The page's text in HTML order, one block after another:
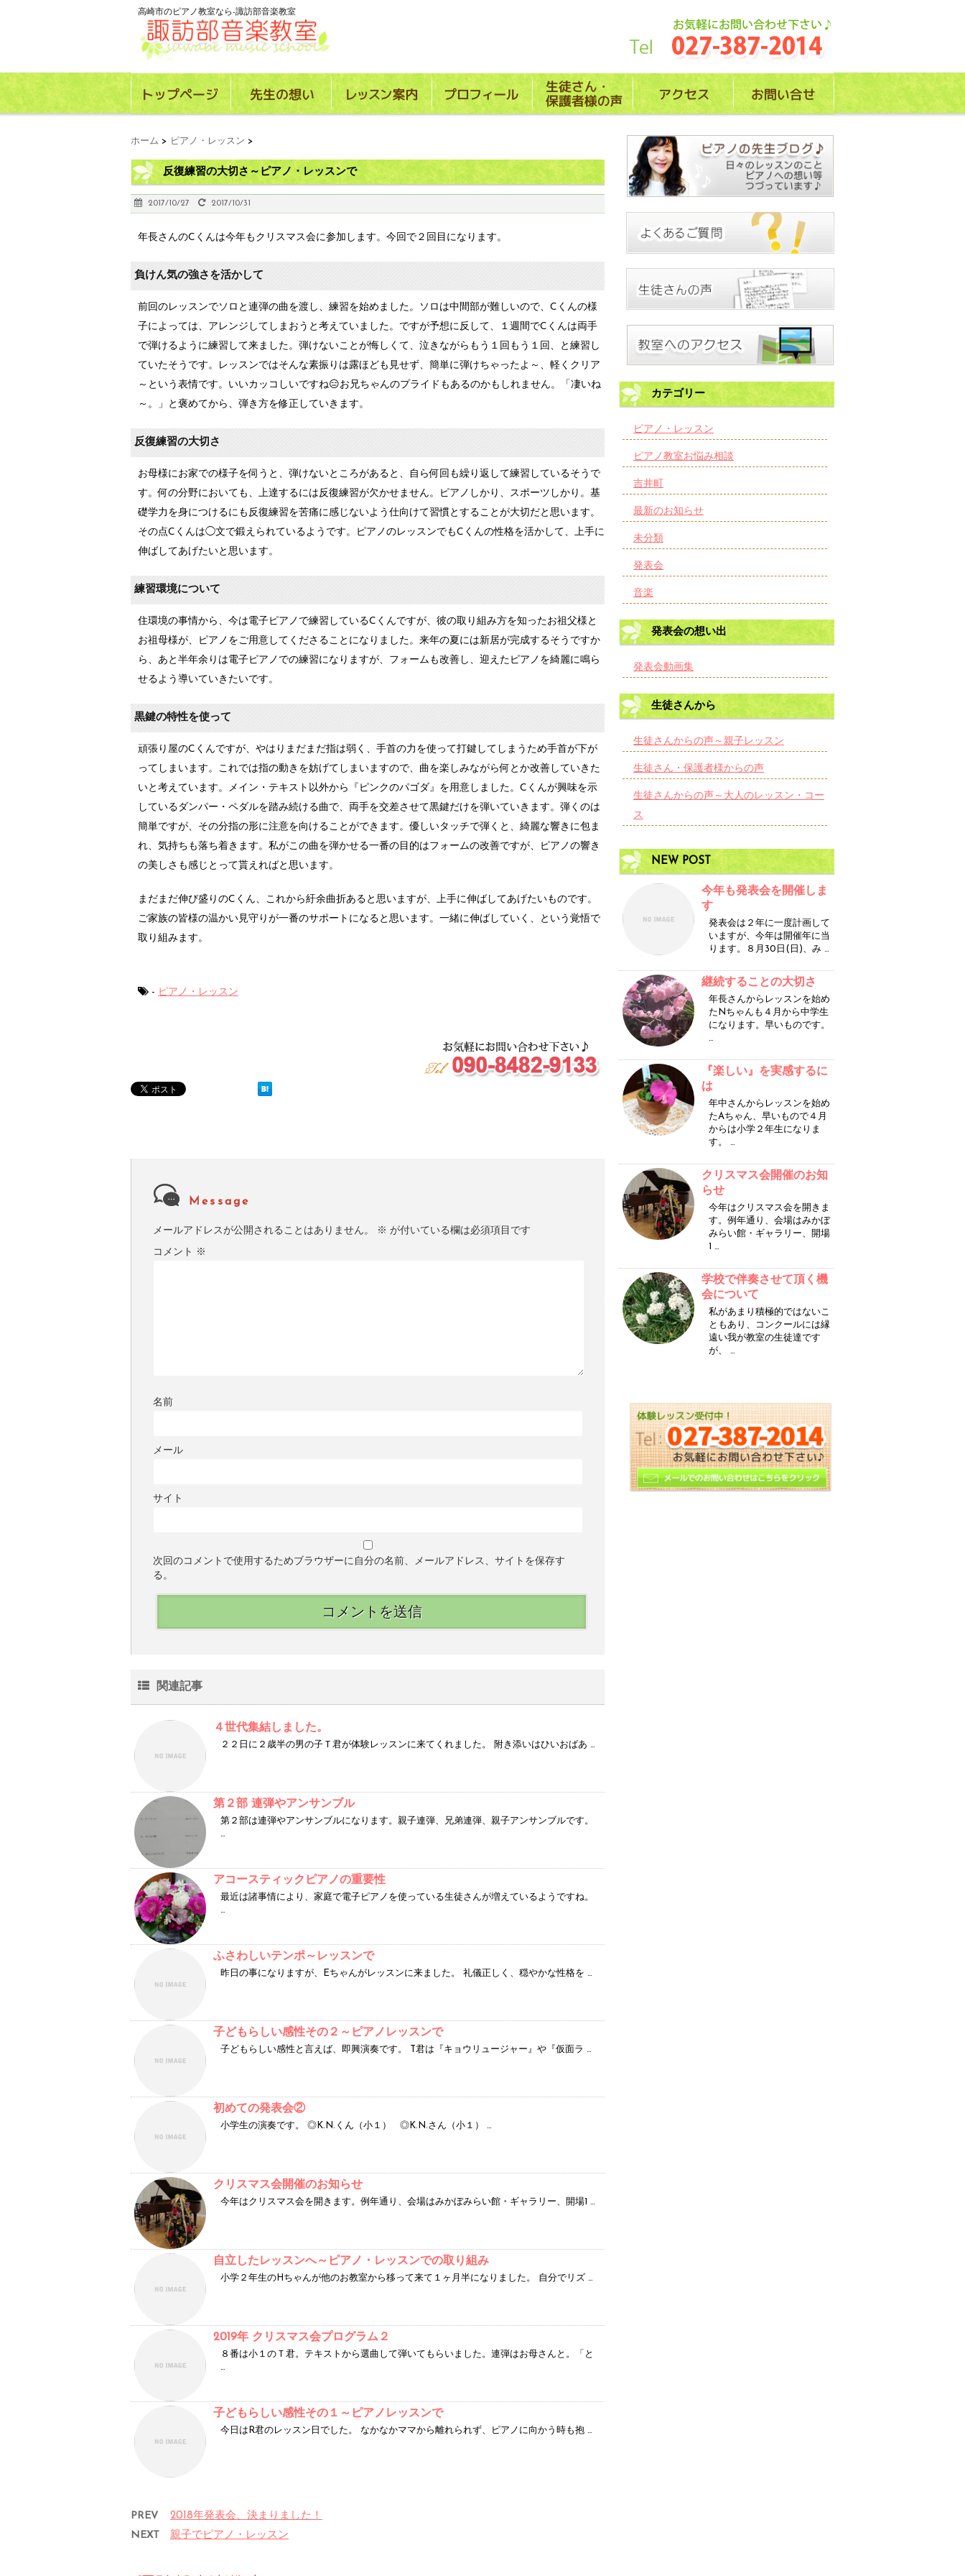
高崎市のピアノ教室なら-諏訪部音楽教室
ホーム > ピアノ・レッスン >
反復練習の大切さ～ピアノ・レッスンで
2017/10/27 2017/10/31
年長さんのCくんは今年もクリスマス会に参加します。今回で２回目になります。
負けん気の強さを活かして
前回のレッスンでソロと連弾の曲を渡し、練習を始めました。ソロは中間部が難しいので、Cくんの様
子によっては、アレンジしてしまおうと考えていました。ですが予想に反して、１週間でCくんは両手
で弾けるように練習して来ました。弾けないことが悔しくて、泣きながらもう１回もう１回、と練習し
ていたそうです。レッスンではそんな素振りは露ほども見せず、簡単に弾けちゃったよ～、軽くクリア
～という表情です。いいカッコしいですね😑お兄ちゃんのプライドもあるのかもしれません。「凄いね
～。」と褒めてから、弾き方を修正していきます。
反復練習の大切さ
お母様にお家での様子を伺うと、弾けないところがあると、自ら何回も繰り返して練習しているそうで
す。何の分野においても、上達するには反復練習が欠かせません。ピアノしかり、スポーツしかり。基
礎学力を身につけるにも反復練習を苦痛に感じないよう仕向けて習慣とすることが大切だと思います。
その点Cくんは◯文で鍛えられているようです。ピアノのレッスンでもCくんの性格を活かして、上手に
伸ばしてあげたいと思います。
練習環境について
住環境の事情から、今は電子ピアノで練習しているCくんですが、彼の取り組み方を知ったお祖父様と
お祖母様が、ピアノをご用意してくださることになりました。来年の夏には新居が完成するそうですか
ら、あと半年余りは電子ピアノでの練習になりますが、フォームも改善し、迎えたピアノを綺麗に鳴ら
せるよう導いていきたいです。
黒鍵の特性を使って
頑張り屋のCくんですが、やはりまだまだ指は弱く、手首の力を使って打鍵してしまうため手首が下が
ってしまいます。これでは指の動きを妨げてしまいますので、曲を楽しみながら何とか改善していきた
いと考えています。メイン・テキスト以外から『ピンクのパゴダ』を用意しました。Cくんが興味を示
しているダンパー・ペダルを踏み続ける曲で、両手を交差させて黒鍵だけを弾いていきます。弾くのは
簡単ですが、その分指の形に注意を向けることができます。優しいタッチで弾くと、綺麗な響きに包ま
れ、気持ちも落ち着きます。私がこの曲を弾かせる一番の目的はフォームの改善ですが、ピアノの響き
の美しさも感じとって貰えればと思います。
まだまだ伸び盛りのCくん、これから紆余曲折あると思いますが、上手に伸ばしてあげたいものです。
ご家族の皆様の温かい見守りが一番のサポートになると思います。一緒に伸ばしていく、という覚悟で
取り組みます。
- ピアノ・レッスン
Message
メールアドレスが公開されることはありません。 ※ が付いている欄は必須項目です
コメント ※
名前
メール
サイト
次回のコメントで使用するためブラウザーに自分の名前、メールアドレス、サイトを保存す
る。
関連記事
４世代集結しました。
２２日に２歳半の男の子Ｔ君が体験レッスンに来てくれました。 附き添いはひいおばあ …
第２部 連弾やアンサンブル
第２部は連弾やアンサンブルになります。親子連弾、兄弟連弾、親子アンサンブルです。
…
アコースティックピアノの重要性
最近は諸事情により、家庭で電子ピアノを使っている生徒さんが増えているようですね。
…
ふさわしいテンポ～レッスンで
昨日の事になりますが、Eちゃんがレッスンに来ました。 礼儀正しく、穏やかな性格を …
子どもらしい感性その２～ピアノレッスンで
子どもらしい感性と言えば、即興演奏です。 T君は『キョウリュージャー』や『仮面ラ …
初めての発表会②
小学生の演奏です。 ◎K.N.くん（小１） ◎K.N.さん（小１） …
クリスマス会開催のお知らせ
今年はクリスマス会を開きます。例年通り、会場はみかぼみらい館・ギャラリー、開場1 …
自立したレッスンへ～ピアノ・レッスンでの取り組み
小学２年生のHちゃんが他のお教室から移って来て１ヶ月半になりました。 自分でリズ …
2019年 クリスマス会プログラム２
８番は小１のＴ君。テキストから選曲して弾いてもらいました。連弾はお母さんと。「と
…
子どもらしい感性その１～ピアノレッスンで
今日はR君のレッスン日でした。 なかなかママから離れられず、ピアノに向かう時も抱 …
PREV
2018年発表会、決まりました！
NEXT
親子でピアノ・レッスン
カテゴリー
ピアノ・レッスン
ピアノ教室お悩み相談
吉井町
最新のお知らせ
未分類
発表会
音楽
発表会の想い出
発表会動画集
生徒さんから
生徒さんからの声～親子レッスン
生徒さん・保護者様からの声
生徒さんからの声～大人のレッスン・コー
ス
NEW POST
今年も発表会を開催しま
す
発表会は２年に一度計画して
いますが、今年は開催年に当
ります。８月30日(日)、み …
継続することの大切さ
年長さんからレッスンを始め
たNちゃんも４月から中学生
になります。早いものです。
…
『楽しい』を実感するに
は
年中さんからレッスンを始め
たAちゃん、早いもので４月
からは小学２年生になりま
す。 …
クリスマス会開催のお知
らせ
今年はクリスマス会を開きま
す。例年通り、会場はみかぼ
みらい館・ギャラリー、開場
1 …
学校で伴奏させて頂く機
会について
私があまり積極的ではないこ
ともあり、コンクールには縁
遠い我が教室の生徒達です
が、 …